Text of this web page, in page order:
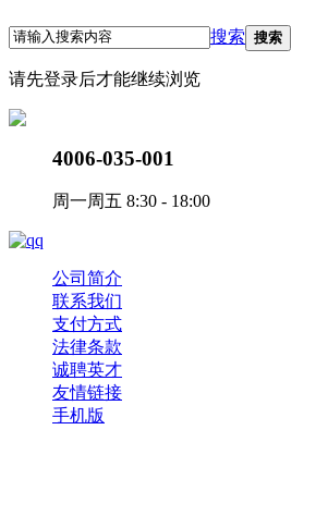
搜索 搜索
请先登录后才能继续浏览
4006-035-001
周一周五 8:30 - 18:00
公司简介
联系我们
支付方式
法律条款
诚聘英才
友情链接
手机版